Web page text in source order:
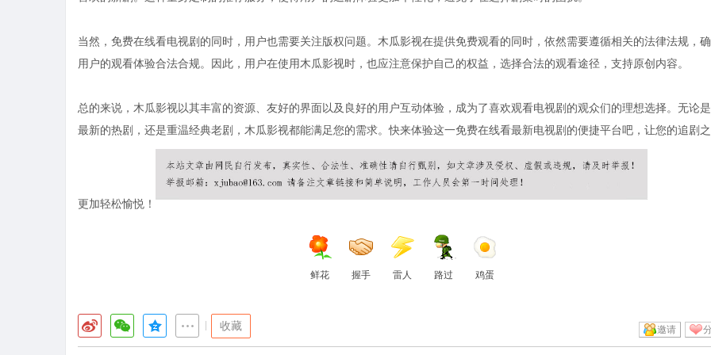
当然，免费在线看电视剧的同时，用户也需要关注版权问题。木瓜影视在提供免费观看的同时，依然需要遵循相关的法律法规，
用户的观看体验合法合规。因此，用户在使用木瓜影视时，也应注意保护自己的权益，选择合法的观看途径，支持原创内容。
总的来说，木瓜影视以其丰富的资源、友好的界面以及良好的用户互动体验，成为了喜欢观看电视剧的观众们的理想选择。无论
最新的热剧，还是重温经典老剧，木瓜影视都能满足您的需求。快来体验这一免费在线看最新电视剧的便捷平台吧，让您的追剧
更加轻松愉悦！
鲜花 握手 雷人 路过 鸡蛋
收藏 邀请